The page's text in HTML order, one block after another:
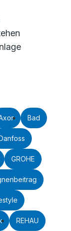
Bad
GROHE
REHAU